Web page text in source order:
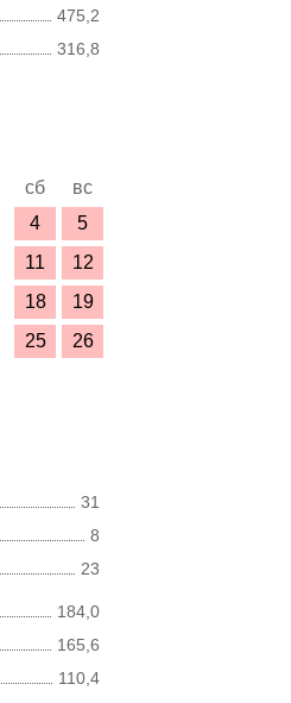
475,2
316,8
сб
вс
4
5
11
12
18
19
25
26
31
8
23
184,0
165,6
110,4